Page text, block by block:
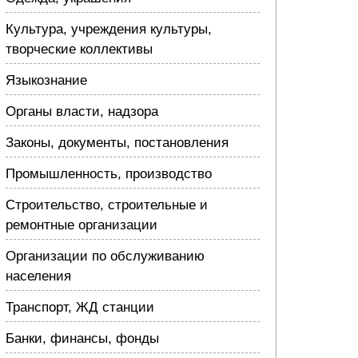
Культура, учреждения культуры,
творческие коллективы
Языкознание
Органы власти, надзора
Законы, документы, постановления
Промышленность, производство
Строительство, строительные и
ремонтные организации
Организации по обслуживанию
населения
Транспорт, ЖД станции
Банки, финансы, фонды